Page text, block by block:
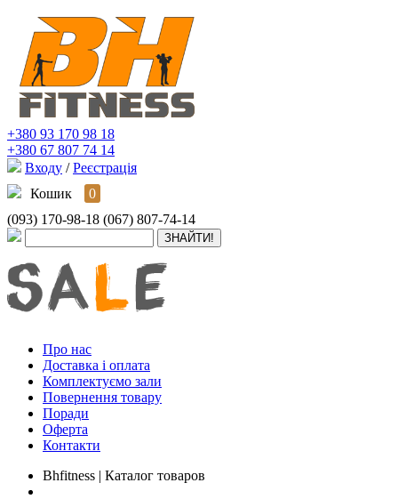
+380 93 170 98 18
+380 67 807 74 14
Входу / Реєстрація
Кошик
0
(093) 170-98-18 (067) 807-74-14
Про нас
Доставка і оплата
Комплектуємо зали
Повернення товару
Поради
Оферта
Контакти
Bhfitness | Каталог товаров